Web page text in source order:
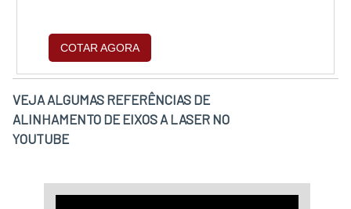
garantindo a integridade estrutural, além de se
integrar facilmente a sistemas
automatizados, reduzir custos com
manutenção e consumíveis, e acelerar o
tempo de produção, contribuindo para a
sustentabilidade empresarial.
COTAR AGORA
VEJA ALGUMAS REFERÊNCIAS DE
ALINHAMENTO DE EIXOS A LASER NO
YOUTUBE